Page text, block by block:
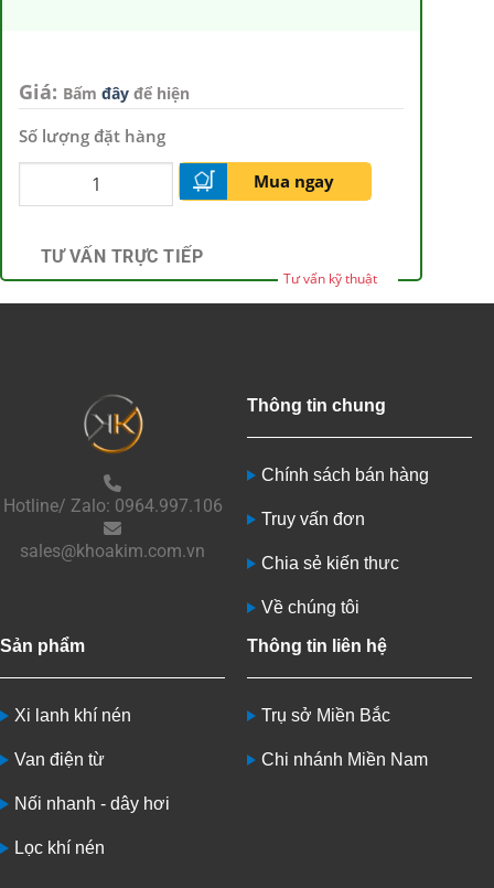
Giá: Bấm đây để hiện
Số lượng đặt hàng
Mua ngay
TƯ VẤN TRỰC TIẾP
Tư vấn kỹ thuật
Hotline/ Zalo: 0964.997.106
sales@khoakim.com.vn
Thông tin chung
Chính sách bán hàng
Truy vấn đơn
Chia sẻ kiến thưc
Về chúng tôi
Sản phẩm
Xi lanh khí nén
Van điện từ
Nối nhanh - dây hơi
Lọc khí nén
Thông tin liên hệ
Trụ sở Miền Bắc
Chi nhánh Miền Nam